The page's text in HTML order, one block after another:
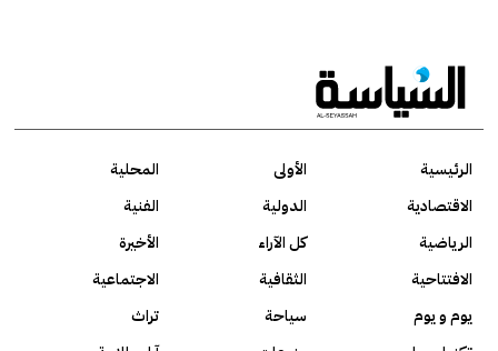
الرئيسية الأولى
المحلية
الاقتصادية
الدولية
الفنية
الرياضية
كل الآراء
الأخيرة
الافتتاحية
الثقافية
الاجتماعية
يوم و يوم
سياحة
تراث